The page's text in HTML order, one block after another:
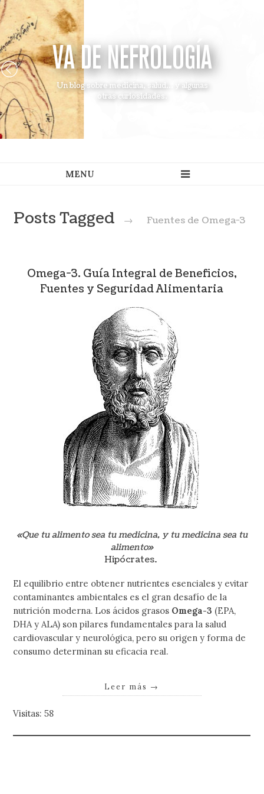
VA DE NEFROLOGÍA
Un blog sobre medicina, salud... y algunas
otras curiosidades.
Posts Tagged → Fuentes de Omega-3
Omega-3. Guía Integral de Beneficios,
Fuentes y Seguridad Alimentaria
«Que tu alimento sea tu medicina, y tu medicina sea tu
alimento»
Hipócrates.
El equilibrio entre obtener nutrientes esenciales y evitar
contaminantes ambientales es el gran desafío de la
nutrición moderna. Los ácidos grasos Omega-3 (EPA,
DHA y ALA) son pilares fundamentales para la salud
cardiovascular y neurológica, pero su origen y forma de
consumo determinan su eficacia real.
Leer más →
Visitas: 58